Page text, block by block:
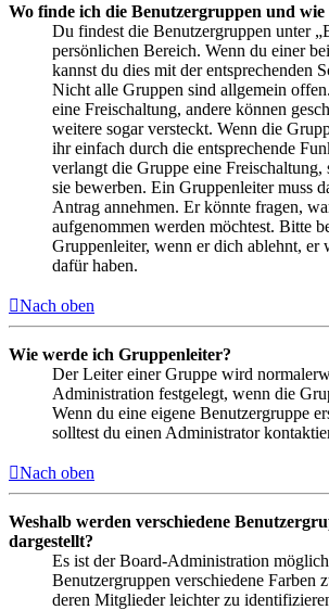
Wo finde ich die Benutzergruppen und wie
Du findest die Benutzergruppen unter
persönlichen Bereich. Wenn du einer
kannst du dies mit der entsprechenden
Nicht alle Gruppen sind allgemein
eine Freischaltung, andere können
weitere sogar versteckt. Wenn die
ihr einfach durch die entsprechende
verlangt die Gruppe eine
sie bewerben. Ein Gruppenleiter muss
Antrag annehmen. Er könnte fragen,
aufgenommen werden möchtest. Bitte
Gruppenleiter, wenn er dich ablehnt, er
dafür haben.
Nach oben
Wie werde ich Gruppenleiter?
Der Leiter einer Gruppe wird
Administration festgelegt, wenn die
Wenn du eine eigene Benutzergruppe
solltest du einen Administrator
Nach oben
Weshalb werden verschiedene
dargestellt?
Es ist der Board-Administration
Benutzergruppen verschiedene Farben
deren Mitglieder leichter zu